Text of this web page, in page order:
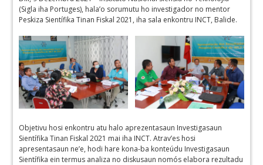
(Sigla iha Portuges), hala’o sorumutu ho investigador no mentor
Peskiza Sientífika Tinan Fiskal 2021, iha sala enkontru INCT, Balide.
Objetivu hosi enkontru atu halo aprezentasaun Investigasaun
Sientífika Tinan Fiskal 2021 mai iha INCT. Atrav’es hosi
apresentasaun ne’e, hodi hare kona-ba konteúdu Investigasaun
Sientífika ein termus analiza no diskusaun nomós elabora rezultadu